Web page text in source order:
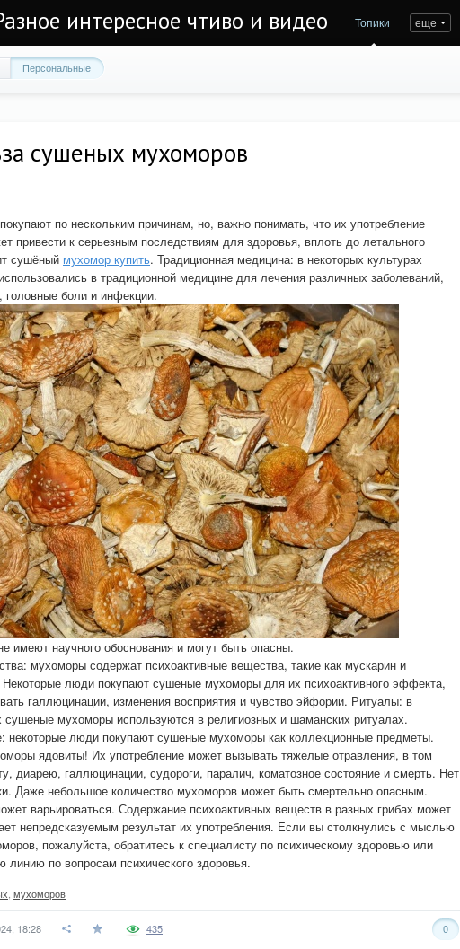
интересное чтиво и видео Топики еще
Персональные
сушеных мухоморов
по нескольким причинам, но, важно понимать, что их употребление
привести к серьезным последствиям для здоровья, вплоть до летального
сушёный мухомор купить. Традиционная медицина: в некоторых культурах
в традиционной медицине для лечения различных заболеваний,
головные боли и инфекции.
имеют научного обоснования и могут быть опасны.
мухоморы содержат психоактивные вещества, такие как мускарин и
Некоторые люди покупают сушеные мухоморы для их психоактивного эффекта,
галлюцинации, изменения восприятия и чувство эйфории. Ритуалы: в
сушеные мухоморы используются в религиозных и шаманских ритуалах.
некоторые люди покупают сушеные мухоморы как коллекционные предметы.
ядовиты! Их употребление может вызывать тяжелые отравления, в том
диарею, галлюцинации, судороги, паралич, коматозное состояние и смерть. Нет
Даже небольшое количество мухоморов может быть смертельно опасным.
варьироваться. Содержание психоактивных веществ в разных грибах может
непредсказуемым результат их употребления. Если вы столкнулись с мыслью
пожалуйста, обратитесь к специалисту по психическому здоровью или
линию по вопросам психического здоровья.
мухоморов
18:28 0
435